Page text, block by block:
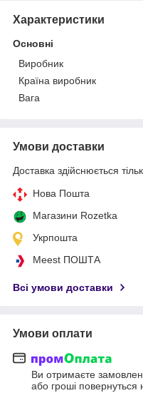
Характеристики
Основні
Виробник
Країна виробник
Вага
Умови доставки
Доставка здійснюється
Нова Пошта
Магазини Rozetka
Укрпошта
Meest ПОШТА
Всі умови доставки
Умови оплати
Ви отримаєте
або гроші повернуться